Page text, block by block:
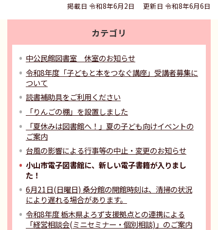
掲載日 令和8年6月2日 更新日 令和8年6月6日
カテゴリ
中公民館図書室 休室のお知らせ
令和8年度「子どもと本をつなぐ講座」受講者募集に
ついて
読書補助具をご利用ください
「りんごの棚」を設置しました
「夏休みは図書館へ！」夏の子ども向けイベントの
ご案内
台風の影響による行事等の中止・変更のお知らせ
小山市電子図書館に、新しい電子書籍が入りまし
た！
6月21日(日曜日) 桑分館の開館時刻は、清掃の状況
により遅れる場合があります。
令和8年度 栃木県よろず支援拠点との連携による
「経営相談会(ミニセミナー・個別相談)」のご案内